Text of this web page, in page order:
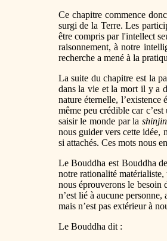
Ce chapitre commence
surgi de la Terre. Les
être compris par l'intellect
raisonnement, à notre
recherche a mené à la
La suite du chapitre est la
dans la vie et la mort il y a
nature éternelle,
même peu crédible car
saisir le monde par lashinjin
nous guider vers cette idée,
si attachés. Ces mots nous
Le Bouddha est Bouddha
notre rationalité
nous éprouverons le besoin
n’est lié à aucune
mais n’est pas extérieur à
Le Bouddha dit :